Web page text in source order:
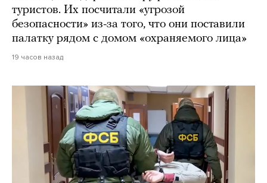
туристов. Их посчитали «угрозой
безопасности» из-за того, что они поставили
палатку рядом с домом «охраняемого лица»
19 часов назад